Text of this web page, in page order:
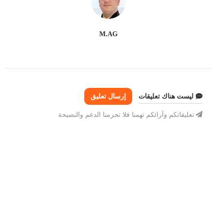
M.AG
ليست هناك تعليقات إرسال تعليق
تعليقاتكم وآرائكم تهمنا فلا تحرمنا الدعم والنصيحة